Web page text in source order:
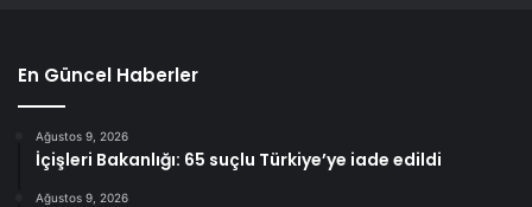
En Güncel Haberler
Ağustos 9, 2026
İçişleri Bakanlığı: 65 suçlu Türkiye’ye iade edildi
Ağustos 9, 2026